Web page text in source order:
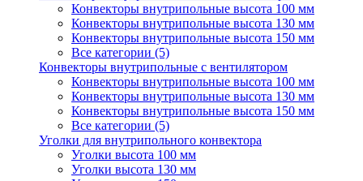
Конвекторы внутрипольные высота 100 мм
Конвекторы внутрипольные высота 130 мм
Конвекторы внутрипольные высота 150 мм
Все категории (5)
Конвекторы внутрипольные с вентилятором
Конвекторы внутрипольные высота 100 мм
Конвекторы внутрипольные высота 130 мм
Конвекторы внутрипольные высота 150 мм
Все категории (5)
Уголки для внутрипольного конвектора
Уголки высота 100 мм
Уголки высота 130 мм